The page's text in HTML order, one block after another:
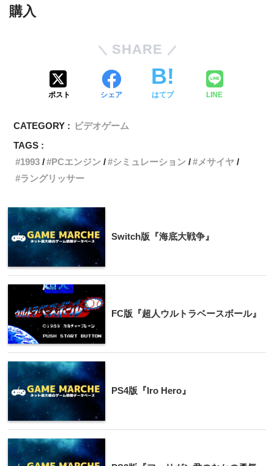
購入
SHARE
ポスト シェア はてブ LINE
CATEGORY : ビデオゲーム
TAGS :
1993
PCエンジン シミュレーション
メサイヤ
ラングリッサー
Switch版『海底大戦争』
FC版『超人ウルトラベースボール』
PS4版『Iro Hero』